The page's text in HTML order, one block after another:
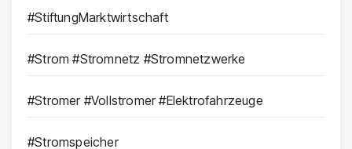
#StiftungMarktwirtschaft
#Strom #Stromnetz #Stromnetzwerke
#Stromer #Vollstromer #Elektrofahrzeuge
#Stromspeicher